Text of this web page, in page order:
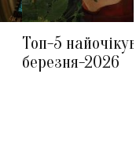
Топ-5
березня-2026